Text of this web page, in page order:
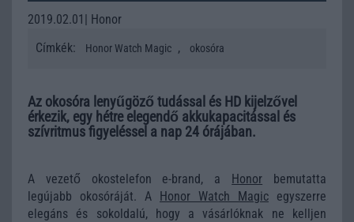
2019.02.01| Honor
Címkék:
Honor Watch Magic , okosóra
Az okosóra lenyűgöző tudással és HD kijelzővel
érkezik, egy hétre elegendő akkukapacitással és
szívritmus figyeléssel a nap 24 órájában.
A vezető okostelefon e-brand, a Honor bemutatta
legújabb okosóráját. A Honor Watch Magic egyszerre
elegáns és sokoldalú, hogy a vásárlóknak ne kelljen